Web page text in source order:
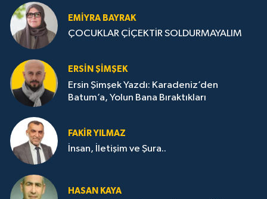
EMIYRA BAYRAK
ÇOCUKLAR ÇİÇEKTİR SOLDURMAYALIM
ERSIN ŞIMŞEK
Ersin Şimşek Yazdı: Karadeniz’den
Batum’a, Yolun Bana Bıraktıkları
FAKIR YILMAZ
İnsan, İletişim ve Şura..
HASAN KAYA